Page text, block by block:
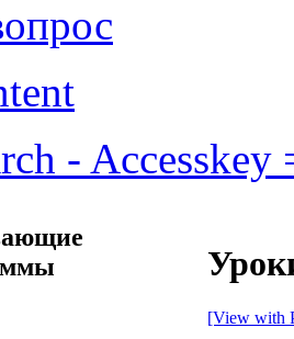
- Accesskey
[View with